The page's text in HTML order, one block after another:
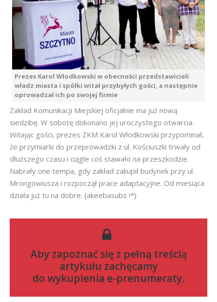
Prezes Karol Włodkowski w obecności przedstawicieli
władz miasta i spółki witał przybyłych gości, a następnie
oprowadzał ich po swojej firmie
Zakład Komunikacji Miejskiej oficjalnie ma już nową
siedzibę. W sobotę dokonano jej uroczystego otwarcia.
Witając gości, prezes ZKM Karol Włodkowski przypominał,
że przymiarki do przeprowadzki z ul. Kościuszki trwały od
dłuższego czasu i ciągle coś stawało na przeszkodzie.
Nabrały one tempa, gdy zakład zakupił budynek przy ul.
Mrongowiusza i rozpoczął prace adaptacyjne. Od miesiąca
działa już tu na dobre. {akeebasubs !*}
Aby zapoznać się z pełną treścią
artykułu zachęcamy
do wykupienia e-prenumeraty.